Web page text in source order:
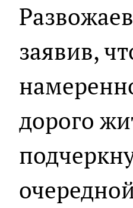
заявив,
дорого